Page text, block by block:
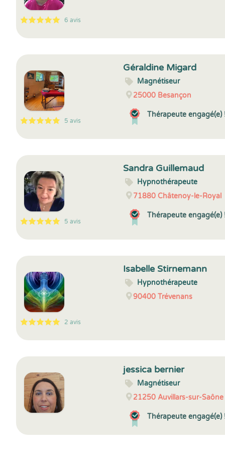
5
1
5
6 6 avis
5
1
5
5 5 avis
Géraldine Migard
Magnétiseur
25000 Besançon
Thérapeute engagé(e)
5
1
5
5 5 avis
Sandra Guillemaud
Hypnothérapeute
71880Châtenoy-le-Royal
Thérapeute engagé(e)
5
1
5
2 2 avis
Isabelle Stirnemann
Hypnothérapeute
90400Trévenans
jessica bernier
Magnétiseur
21250 Auvillars-sur-Saône
Thérapeute engagé(e)